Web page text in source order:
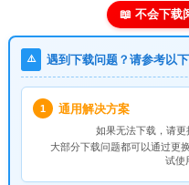
📖 不会下载
⚠️ 遇到下载问题？请参考以
1 通用解决方案
如果无法下载，请更
大部分下载问题都可以通过更
试使